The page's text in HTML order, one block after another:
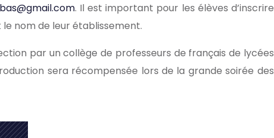
. Il est important pour les élèves d’inscrire
nom de leur établissement.
par un collège de professeurs de français de lycées
sera récompensée lors de la grande soirée des